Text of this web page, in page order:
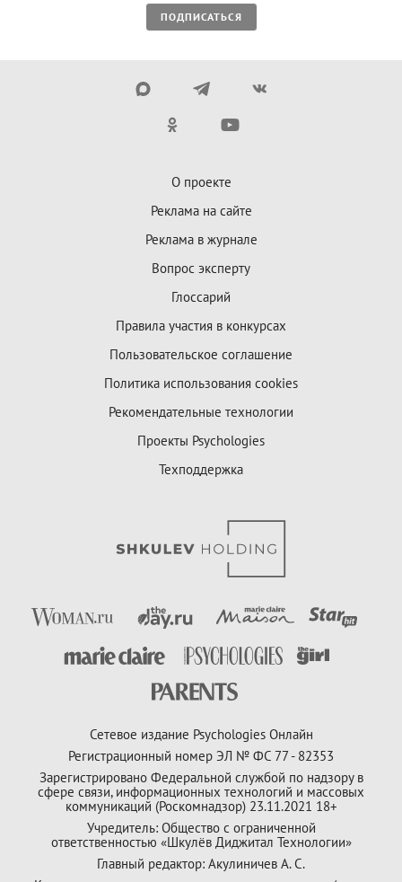
ПОДПИСАТЬСЯ
О проекте
Реклама на сайте
Реклама в журнале
Вопрос эксперту
Глоссарий
Правила участия в конкурсах
Пользовательское соглашение
Политика использования cookies
Рекомендательные технологии
Проекты Psychologies
Техподдержка
Сетевое издание Psychologies Онлайн
Регистрационный номер ЭЛ № ФС 77 - 82353
Зарегистрировано Федеральной службой по надзору в
сфере связи, информационных технологий и массовых
коммуникаций (Роскомнадзор) 23.11.2021 18+
Учредитель: Общество с ограниченной
ответственностью «Шкулёв Диджитал Технологии»
Главный редактор: Акулиничев А. С.